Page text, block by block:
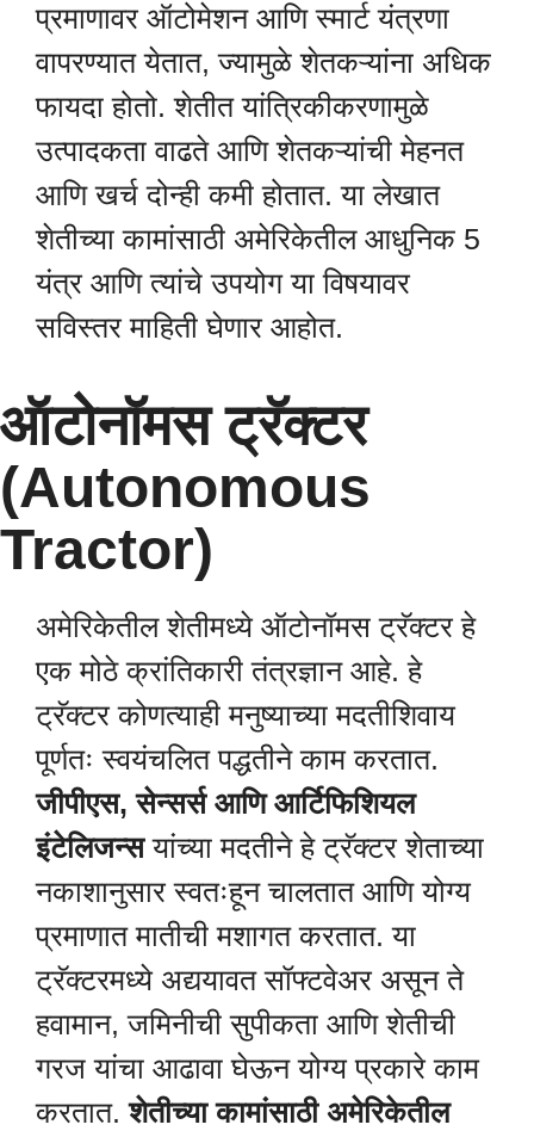
प्रमाणावर ऑटोमेशन आणि स्मार्ट यंत्रणा
वापरण्यात येतात, ज्यामुळे शेतकऱ्यांना अधिक
फायदा होतो. शेतीत यांत्रिकीकरणामुळे
उत्पादकता वाढते आणि शेतकऱ्यांची मेहनत
आणि खर्च दोन्ही कमी होतात. या लेखात
शेतीच्या कामांसाठी अमेरिकेतील आधुनिक 5
यंत्र आणि त्यांचे उपयोग या विषयावर
सविस्तर माहिती घेणार आहोत.
ऑटोनॉमस ट्रॅक्टर
(Autonomous
Tractor)
अमेरिकेतील शेतीमध्ये ऑटोनॉमस ट्रॅक्टर हे
एक मोठे क्रांतिकारी तंत्रज्ञान आहे. हे
ट्रॅक्टर कोणत्याही मनुष्याच्या मदतीशिवाय
पूर्णतः स्वयंचलित पद्धतीने काम करतात.
जीपीएस, सेन्सर्स आणि आर्टिफिशियल
इंटेलिजन्सयांच्या मदतीने हे ट्रॅक्टर शेताच्या
नकाशानुसार स्वतःहून चालतात आणि योग्य
प्रमाणात मातीची मशागत करतात. या
ट्रॅक्टरमध्ये अद्ययावत सॉफ्टवेअर असून ते
हवामान, जमिनीची सुपीकता आणि शेतीची
गरज यांचा आढावा घेऊन योग्य प्रकारे काम
करतात.शेतीच्या कामांसाठी अमेरिकेतील